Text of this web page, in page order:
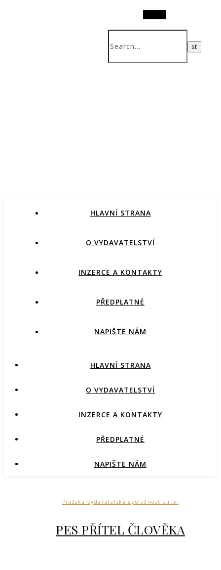
HLAVNÍ STRANA
O VYDAVATELSTVÍ
INZERCE A KONTAKTY
PŘEDPLATNÉ
NAPIŠTE NÁM
HLAVNÍ STRANA
O VYDAVATELSTVÍ
INZERCE A KONTAKTY
PŘEDPLATNÉ
NAPIŠTE NÁM
Pražská vydavatelská společnost s.r.o.
PES PŘÍTEL ČLOVĚKA